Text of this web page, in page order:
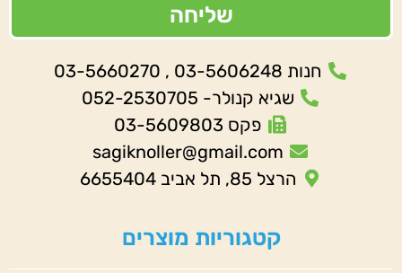
שליחה
חנות 03-5606248 , 03-5660270
שגיא קנולר- 052-2530705
פקס 03-5609803
sagiknoller@gmail.com
הרצל 85, תל אביב 6655404
קטגוריות מוצרים